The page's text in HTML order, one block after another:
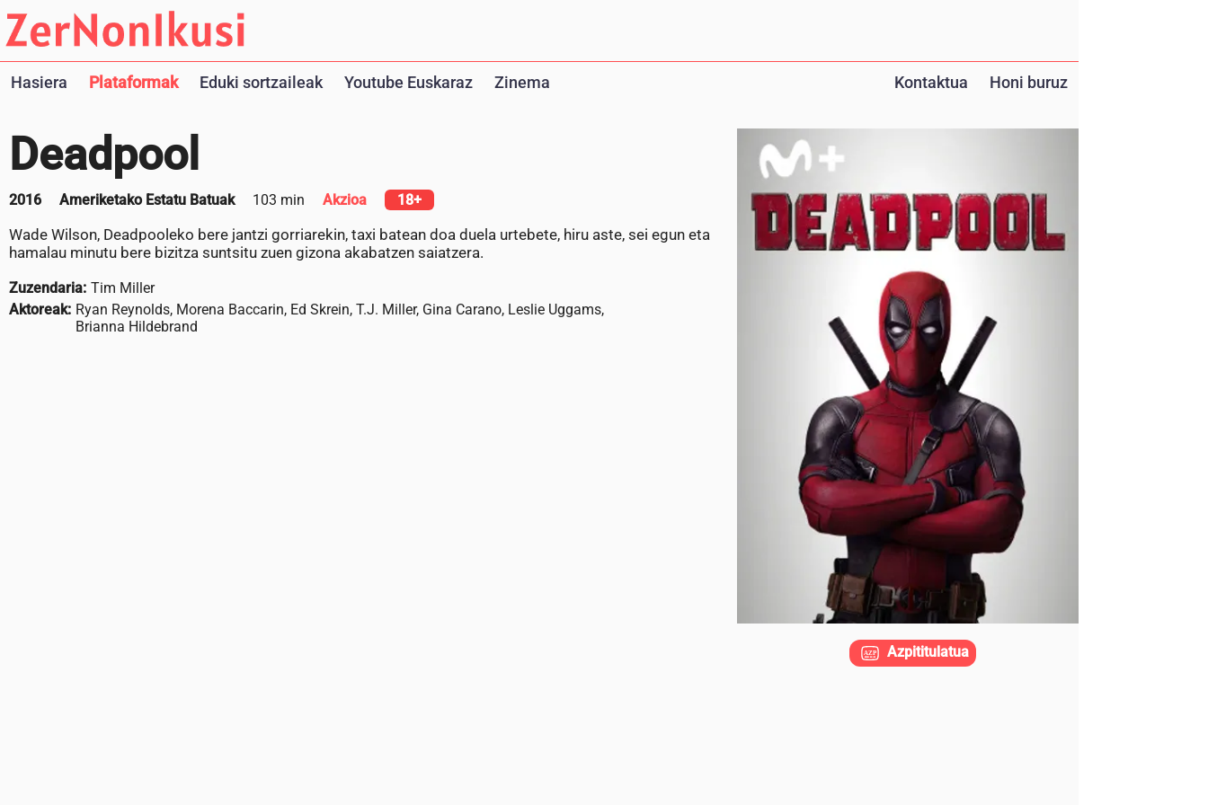
Hasiera Plataformak Eduki sortzaileak Youtube Euskaraz Zinema Kontaktua Honi buruz
Deadpool
2016 Ameriketako Estatu Batuak 103 min Akzioa 18+
Wade Wilson, Deadpooleko bere jantzi gorriarekin, taxi batean doa duela urtebete, hiru aste, sei egun eta
hamalau minutu bere bizitza suntsitu zuen gizona akabatzen saiatzera.
Zuzendaria: Tim Miller
Aktoreak: Ryan Reynolds, Morena Baccarin, Ed Skrein, T.J. Miller, Gina Carano, Leslie Uggams,
Brianna Hildebrand
Azpititulatua